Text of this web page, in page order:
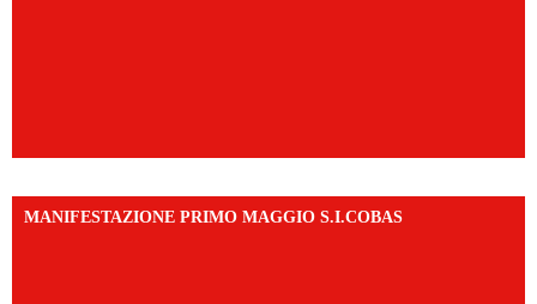
MANIFESTAZIONE PRIMO MAGGIO S.I.COBAS